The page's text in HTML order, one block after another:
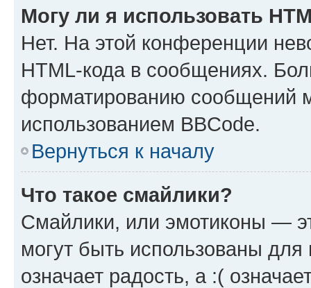
Могу ли я использовать
Нет. На этой конференции
HTML-кода в сообщениях.
форматированию сообщений
использованием BBCode.
Вернуться к началу
Что такое смайлики?
Смайлики, или эмотиконы —
могут быть использованы
означает радость, а :(